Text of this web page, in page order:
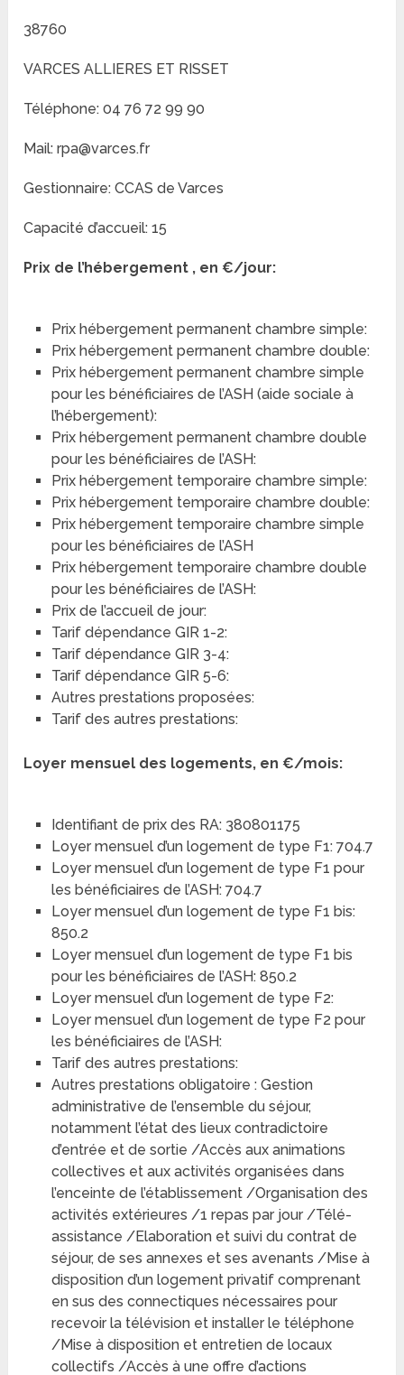
38760
VARCES ALLIERES ET RISSET
Téléphone: 04 76 72 99 90
Mail: rpa@varces.fr
Gestionnaire: CCAS de Varces
Capacité d’accueil: 15
Prix de l’hébergement , en €/jour:
Prix hébergement permanent chambre simple:
Prix hébergement permanent chambre double:
Prix hébergement permanent chambre simple
pour les bénéficiaires de l’ASH (aide sociale à
l’hébergement):
Prix hébergement permanent chambre double
pour les bénéficiaires de l’ASH:
Prix hébergement temporaire chambre simple:
Prix hébergement temporaire chambre double:
Prix hébergement temporaire chambre simple
pour les bénéficiaires de l’ASH
Prix hébergement temporaire chambre double
pour les bénéficiaires de l’ASH:
Prix de l’accueil de jour:
Tarif dépendance GIR 1-2:
Tarif dépendance GIR 3-4:
Tarif dépendance GIR 5-6:
Autres prestations proposées:
Tarif des autres prestations:
Loyer mensuel des logements, en €/mois:
Identifiant de prix des RA: 380801175
Loyer mensuel d’un logement de type F1: 704.7
Loyer mensuel d’un logement de type F1 pour
les bénéficiaires de l’ASH: 704.7
Loyer mensuel d’un logement de type F1 bis:
850.2
Loyer mensuel d’un logement de type F1 bis
pour les bénéficiaires de l’ASH: 850.2
Loyer mensuel d’un logement de type F2:
Loyer mensuel d’un logement de type F2 pour
les bénéficiaires de l’ASH:
Tarif des autres prestations:
Autres prestations obligatoire : Gestion
administrative de l’ensemble du séjour,
notamment l’état des lieux contradictoire
d’entrée et de sortie /Accès aux animations
collectives et aux activités organisées dans
l’enceinte de l’établissement /Organisation des
activités extérieures /1 repas par jour /Télé-
assistance /Elaboration et suivi du contrat de
séjour, de ses annexes et ses avenants /Mise à
disposition d’un logement privatif comprenant
en sus des connectiques nécessaires pour
recevoir la télévision et installer le téléphone
/Mise à disposition et entretien de locaux
collectifs /Accès à une offre d’actions